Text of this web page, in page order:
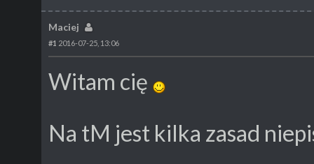
Maciej
#1 2016-07-25, 13:06
Witam cię
Na tM jest kilka zasad